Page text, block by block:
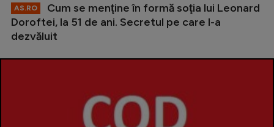
AS.RO
Cum se menţine în formă soţia lui Leonard
Doroftei, la 51 de ani. Secretul pe care l-a
dezvăluit